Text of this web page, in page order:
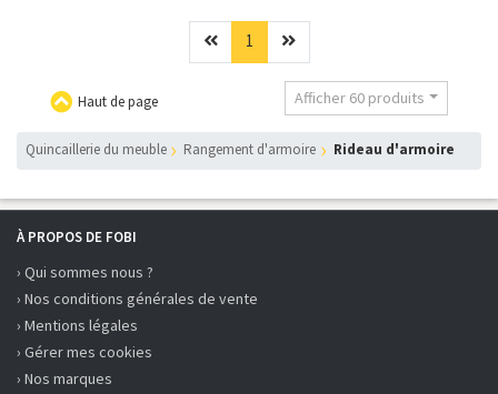
Précédent
1 (current)Suivant
Haut de page Afficher 60 produits
Quincaillerie du meuble Rangement d'armoire Rideau d'armoire
À PROPOS DE FOBI
› Qui sommes nous ?
› Nos conditions générales de vente
› Mentions légales
› Gérer mes cookies
› Nos marques